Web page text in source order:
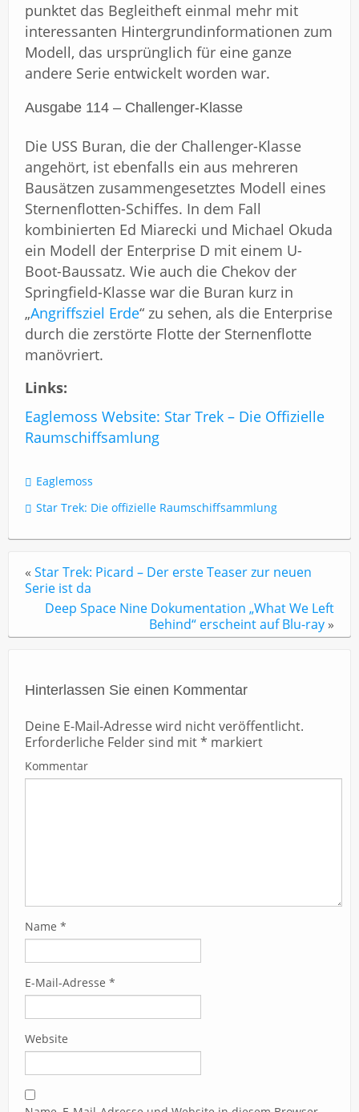
punktet das Begleitheft einmal mehr mit
interessanten Hintergrundinformationen zum
Modell, das ursprünglich für eine ganze
andere Serie entwickelt worden war.
Ausgabe 114 – Challenger-Klasse
Die USS Buran, die der Challenger-Klasse
angehört, ist ebenfalls ein aus mehreren
Bausätzen zusammengesetztes Modell eines
Sternenflotten-Schiffes. In dem Fall
kombinierten Ed Miarecki und Michael Okuda
ein Modell der Enterprise D mit einem U-
Boot-Baussatz. Wie auch die Chekov der
Springfield-Klasse war die Buran kurz in
„Angriffsziel Erde“ zu sehen, als die Enterprise
durch die zerstörte Flotte der Sternenflotte
manövriert.
Links:
Eaglemoss Website: Star Trek – Die Offizielle
Raumschiffsamlung
Eaglemoss
Star Trek: Die offizielle Raumschiffsammlung
« Star Trek: Picard – Der erste Teaser zur neuen
Serie ist da
Deep Space Nine Dokumentation „What We Left
Behind“ erscheint auf Blu-ray »
Hinterlassen Sie einen Kommentar
Deine E-Mail-Adresse wird nicht veröffentlicht.
Erforderliche Felder sind mit* markiert
Kommentar
Name *
E-Mail-Adresse *
Website